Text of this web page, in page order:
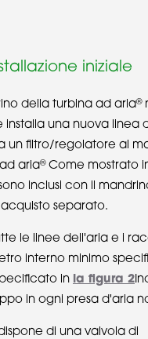
iniziale
della turbina ad aria®
installa una nuova linea
un filtro/regolatore al
aria®Come mostrato
inclusi con il
separato.
le linee dell'aria e i
interno minimo
in la figura 2
in ogni presa d'aria
di una valvola di